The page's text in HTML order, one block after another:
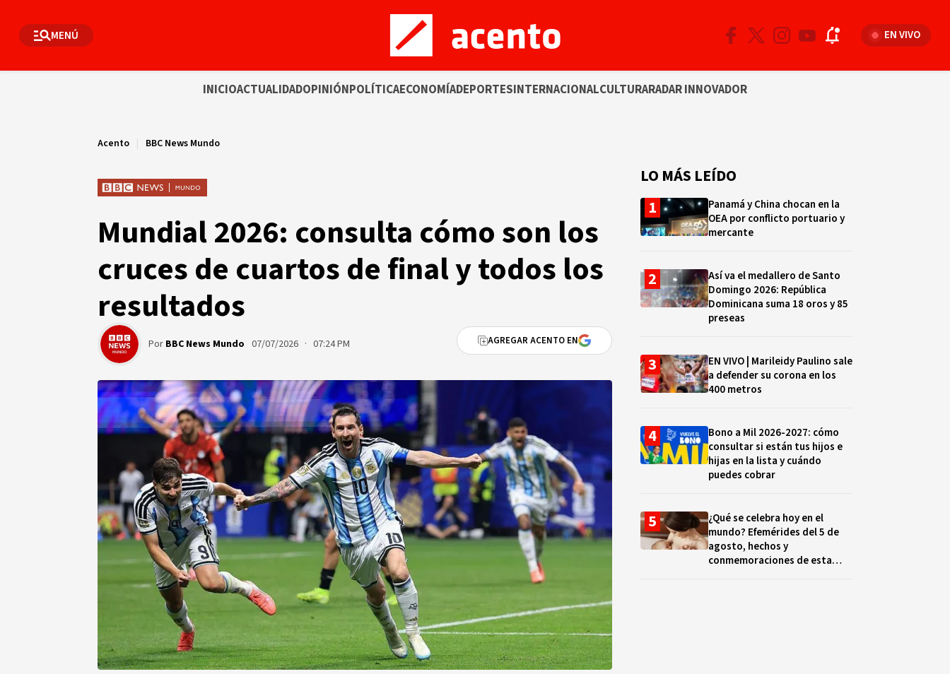
MENÚ EN VIVO
INICIOACTUALIDADOPINIÓNPOLÍTICAECONOMÍADEPORTESINTERNACIONALCULTURARADAR INNOVADOR
Acento | BBC News Mundo
Mundial 2026: consulta cómo son los
cruces de cuartos de final y todos los
resultados
Por BBC News Mundo 07/07/2026 · 07:24 PM AGREGAR ACENTO EN
LO MÁS LEÍDO
Panamá y China chocan en la
OEA por conflicto portuario y
mercante
Así va el medallero de Santo
Domingo 2026: República
Dominicana suma 18 oros y 85
preseas
EN VIVO | Marileidy Paulino sale
a defender su corona en los
400 metros
Bono a Mil 2026-2027: cómo
consultar si están tus hijos e
hijas en la lista y cuándo
puedes cobrar
¿Qué se celebra hoy en el
mundo? Efemérides del 5 de
agosto, hechos y
conmemoraciones de esta